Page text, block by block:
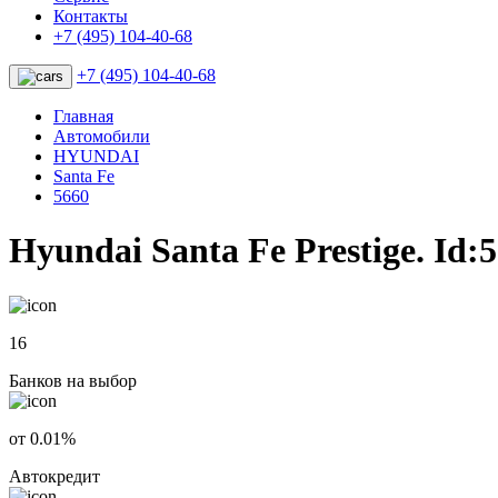
Контакты
+7 (495) 104-40-68
+7 (495) 104-40-68
Главная
Автомобили
HYUNDAI
Santa Fe
5660
Hyundai Santa Fe Prestige.
16
Банков на выбор
от 0.01%
Автокредит